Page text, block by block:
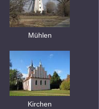
Mühlen
Kirchen